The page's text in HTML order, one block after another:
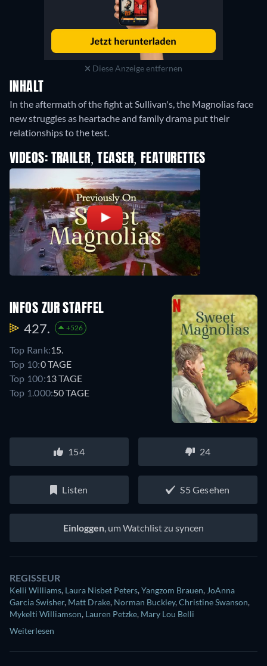
Diese Anzeige entfernen
INHALT
In the aftermath of the fight at Sullivan's, the Magnolias face
new struggles as heartache and family drama put their
relationships to the test.
VIDEOS: TRAILER, TEASER, FEATURETTES
INFOS ZUR STAFFEL
427. +526
Top Rank:15.
Top 10:0 TAGE
Top 100:13 TAGE
Top 1.000:50 TAGE
154 24
Listen S5 Gesehen
Einloggen, um Watchlist zu syncen
REGISSEUR
Kelli Williams, Laura Nisbet Peters,Yangzom Brauen, JoAnna
Garcia Swisher, Matt Drake, Norman Buckley,Christine Swanson,
Mykelti Williamson, Lauren Petzke, Mary Lou Belli
Weiterlesen